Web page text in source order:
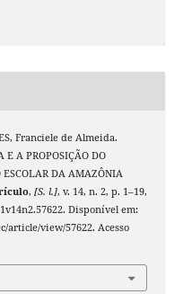
Franciele de Almeida.
A PROPOSIÇÃO DO
ESCOLAR DA AMAZÔNIA
, [S. l.], v. 14, n. 2, p. 1–19,
Disponível em:
view/57622. Acesso